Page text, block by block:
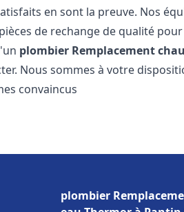
en sont la preuve. Nos
de rechange de qualité
plombier Remplacement
Nous sommes à votre
convaincus
plombier